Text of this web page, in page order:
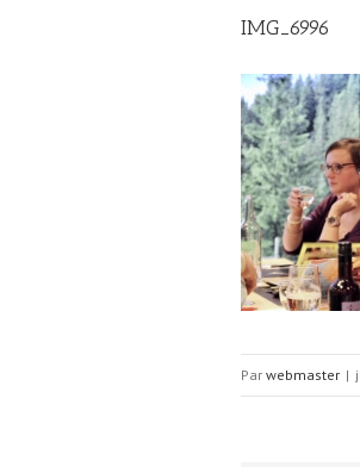
IMG_6996
Par webmaster |